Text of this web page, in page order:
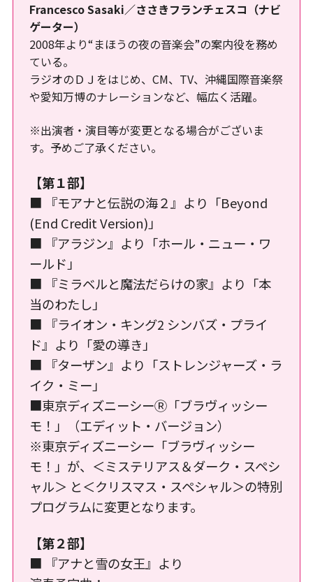
Francesco Sasaki／ささきフランチェスコ（ナビ
ゲーター）
2008年より“まほうの夜の音楽会”の案内役を務め
ている。
ラジオのＤＪをはじめ、CM、TV、沖縄国際音楽祭
や愛知万博のナレーションなど、幅広く活躍。
※出演者・演目等が変更となる場合がございま
す。予めご了承ください。
【第１部】
■ 『モアナと伝説の海２』より「Beyond
(End Credit Version)」
■ 『アラジン』より「ホール・ニュー・ワ
ールド」
■ 『ミラベルと魔法だらけの家』より「本
当のわたし」
■ 『ライオン・キング2 シンバズ・プライ
ド』より「愛の導き」
■ 『ターザン』より「ストレンジャーズ・ラ
イク・ミー」
■東京ディズニーシーⓇ「ブラヴィッシー
モ！」（エディット・バージョン）
※東京ディズニーシー「ブラヴィッシー
モ！」が、＜ミステリアス＆ダーク・スペシ
ャル＞ と＜クリスマス・スペシャル＞の特別
プログラムに変更となります。
【第２部】
■ 『アナと雪の女王』より